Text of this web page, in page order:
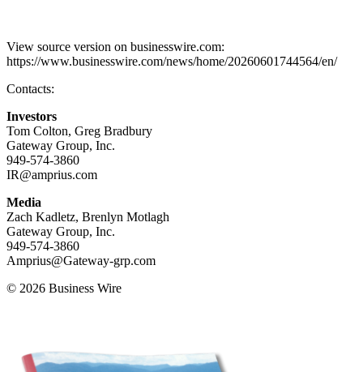
View source version on businesswire.com:
https://www.businesswire.com/news/home/20260601744564/en/
Contacts:
Investors
Tom Colton, Greg Bradbury
Gateway Group, Inc.
949-574-3860
IR@amprius.com
Media
Zach Kadletz, Brenlyn Motlagh
Gateway Group, Inc.
949-574-3860
Amprius@Gateway-grp.com
© 2026 Business Wire